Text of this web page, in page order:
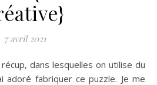
7 avril 2021
adoré fabriquer ce puzzle. Je me